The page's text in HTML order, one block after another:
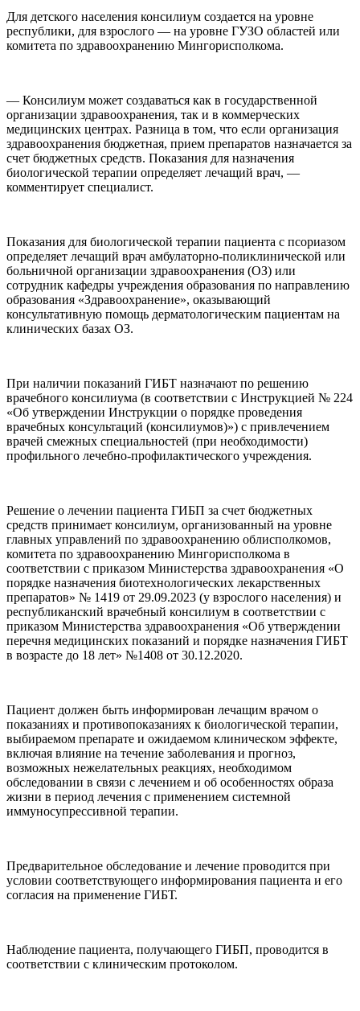
Для детского населения консилиум создается на уровне
республики, для взрослого — на уровне ГУЗО областей или
комитета по здравоохранению Мингорисполкома.
— Консилиум может создаваться как в государственной
организации здравоохранения, так и в коммерческих
медицинских центрах. Разница в том, что если организация
здравоохранения бюджетная, прием препаратов назначается за
счет бюджетных средств. Показания для назначения
биологической терапии определяет лечащий врач, —
комментирует специалист.
Показания для биологической терапии пациента с псориазом
определяет лечащий врач амбулаторно-поликлинической или
больничной организации здравоохранения (ОЗ) или
сотрудник кафедры учреждения образования по направлению
образования «Здравоохранение», оказывающий
консультативную помощь дерматологическим пациентам на
клинических базах ОЗ.
При наличии показаний ГИБТ назначают по решению
врачебного консилиума (в соответствии с Инструкцией № 224
«Об утверждении Инструкции о порядке проведения
врачебных консультаций (консилиумов)») с привлечением
врачей смежных специальностей (при необходимости)
профильного лечебно-профилактического учреждения.
Решение о лечении пациента ГИБП за счет бюджетных
средств принимает консилиум, организованный на уровне
главных управлений по здравоохранению облисполкомов,
комитета по здравоохранению Мингорисполкома в
соответствии с приказом Министерства здравоохранения «О
порядке назначения биотехнологических лекарственных
препаратов» № 1419 от 29.09.2023 (у взрослого населения) и
республиканский врачебный консилиум в соответствии с
приказом Министерства здравоохранения «Об утверждении
перечня медицинских показаний и порядке назначения ГИБТ
в возрасте до 18 лет» №1408 от 30.12.2020.
Пациент должен быть информирован лечащим врачом о
показаниях и противопоказаниях к биологической терапии,
выбираемом препарате и ожидаемом клиническом эффекте,
включая влияние на течение заболевания и прогноз,
возможных нежелательных реакциях, необходимом
обследовании в связи с лечением и об особенностях образа
жизни в период лечения с применением системной
иммуносупрессивной терапии.
Предварительное обследование и лечение проводится при
условии соответствующего информирования пациента и его
согласия на применение ГИБТ.
Наблюдение пациента, получающего ГИБП, проводится в
соответствии с клиническим протоколом.